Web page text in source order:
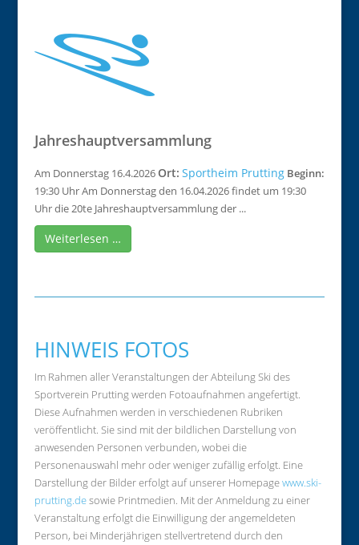
Jahreshauptversammlung
Am Donnerstag 16.4.2026 Ort: Sportheim Prutting Beginn:
19:30 Uhr Am Donnerstag den 16.04.2026 findet um 19:30
Uhr die 20te Jahreshauptversammlung der ...
Weiterlesen …
HINWEIS FOTOS
Im Rahmen aller Veranstaltungen der Abteilung Ski des
Sportverein Prutting werden Fotoaufnahmen angefertigt.
Diese Aufnahmen werden in verschiedenen Rubriken
veröffentlicht. Sie sind mit der bildlichen Darstellung von
anwesenden Personen verbunden, wobei die
Personenauswahl mehr oder weniger zufällig erfolgt. Eine
Darstellung der Bilder erfolgt auf unserer Homepagewww.ski-
prutting.desowie Printmedien. Mit der Anmeldung zu einer
Veranstaltung erfolgt die Einwilligung der angemeldeten
Person, bei Minderjährigen stellvertretend durch den